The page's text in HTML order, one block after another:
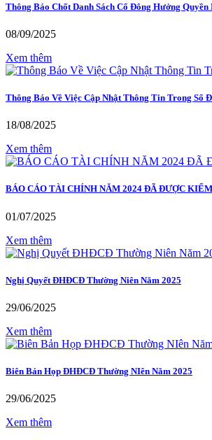
Thông Báo Chốt Danh Sách Cổ Đông Hưởng
08/09/2025
Xem thêm
Thông Báo Về Việc Cập Nhật Thông Tin Trong Sổ
18/08/2025
Xem thêm
BÁO CÁO TÀI CHÍNH NĂM 2024 ĐÃ ĐƯỢC
01/07/2025
Xem thêm
Nghị Quyết ĐHĐCĐ Thường Niên Năm 2025
29/06/2025
Xem thêm
Biên Bản Họp ĐHĐCĐ Thường NIên Năm 2025
29/06/2025
Xem thêm